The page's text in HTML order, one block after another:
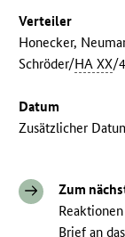
Verteiler
Honecker,
Schröder/HA XX/
Datum
Zusätzlicher
Zum
Brief an